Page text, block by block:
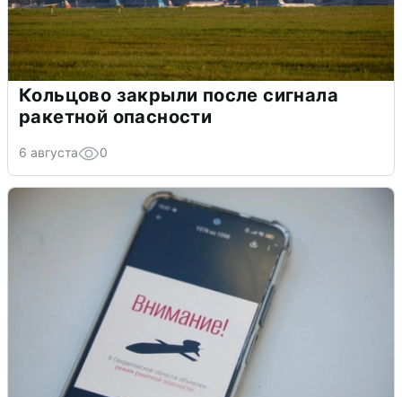
Кольцово закрыли после сигнала
ракетной опасности
6 августа 0